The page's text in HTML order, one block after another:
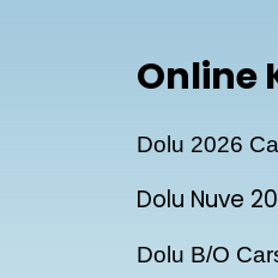
Online
Dolu 2026
Dolu Nuve
Dolu B/O